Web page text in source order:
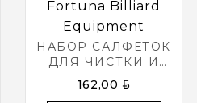
Fortuna Billiard
Equipment
НАБОР САЛФЕТОК
ДЛЯ ЧИСТКИ И
ПОЛИРОВКИ
БИЛЬЯРДНОГО
162,00 BYN